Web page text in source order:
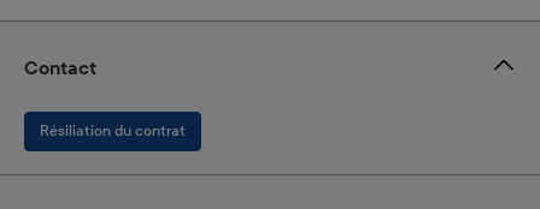
Contact
Résiliation du contrat